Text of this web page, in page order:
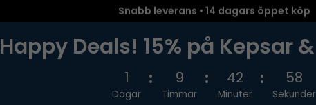
Snabb leverans • 14 dagars öppet köp
Happy Deals! 15% på Kepsar
1
Dagar
9
Timmar
42
Minuter
57
Sekunder